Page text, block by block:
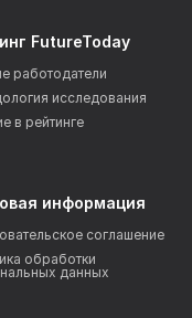
FutureToday
работодатели
исследования
в рейтинге
информация
соглашение
обработки
данных